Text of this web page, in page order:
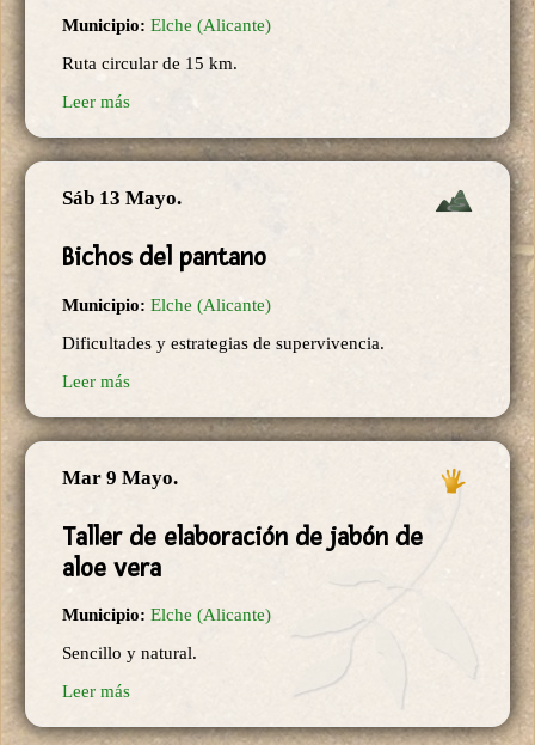
Municipio: Elche (Alicante)
Ruta circular de 15 km.
Leer más
Sáb 13 Mayo.
Bichos del pantano
Municipio: Elche (Alicante)
Dificultades y estrategias de supervivencia.
Leer más
Mar 9 Mayo.
Taller de elaboración de jabón de
aloe vera
Municipio: Elche (Alicante)
Sencillo y natural.
Leer más